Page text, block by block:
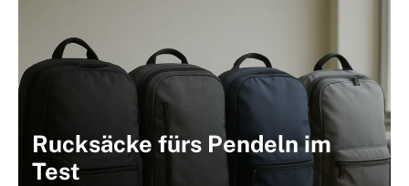
Rucksäcke fürs Pendeln im
Test